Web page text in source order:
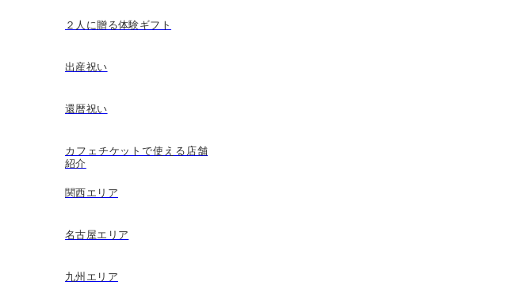
２人に贈る体験ギフト
出産祝い
還暦祝い
カフェチケットで使える店舗
紹介
関西エリア
名古屋エリア
九州エリア